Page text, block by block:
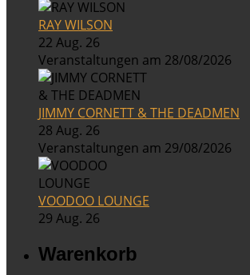
RAY WILSON
22 Aug. 26
Veranstaltungen am 28/08/2026
JIMMY CORNETT & THE DEADMEN
28 Aug. 26
Veranstaltungen am 29/08/2026
VOODOO LOUNGE
29 Aug. 26
Warenkorb